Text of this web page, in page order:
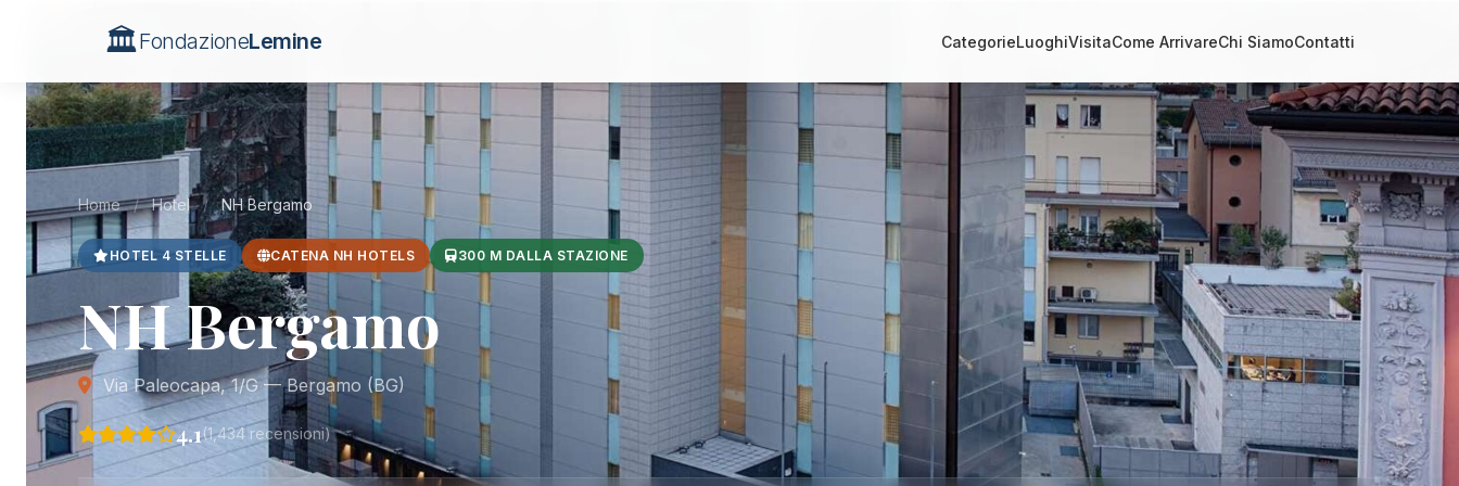
🏛️FondazioneLemine CategorieLuoghiVisitaCome ArrivareChi SiamoContatti
Home / Hotel / NH Bergamo
HOTEL 4 STELLE CATENA NH HOTELS 300 M DALLA STAZIONE
NH Bergamo
Via Paleocapa, 1/G — Bergamo (BG)
4.1(1,434 recensioni)